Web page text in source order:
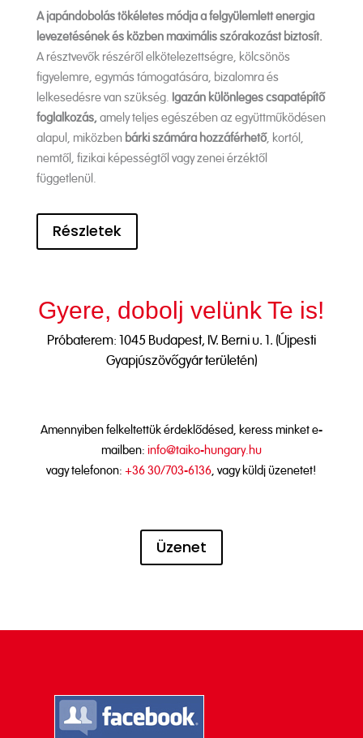
A japándobolás tökéletes módja a felgyülemlett energia
levezetésének és közben maximális szórakozást biztosít.
A résztvevők részéről elkötelezettségre, kölcsönös
figyelemre, egymás támogatására, bizalomra és
lelkesedésre van szükség.
Igazán különleges csapatépítő
foglalkozás, amely teljes egészében az együttműködésen
alapul, miközben bárki számára hozzáférhető, kortól,
nemtől, fizikai képességtől vagy zenei érzéktől
függetlenül.
Részletek
Gyere, dobolj velünk Te is!
Próbaterem: 1045 Budapest, IV. Berni u. 1. (Újpesti
Gyapjúszövőgyár területén)
Amennyiben felkeltettük érdeklődésed, keress minket e-
mailben: info@taiko-hungary.hu
vagy telefonon:+36 30/703-6136 , vagy küldj üzenetet!
Üzenet